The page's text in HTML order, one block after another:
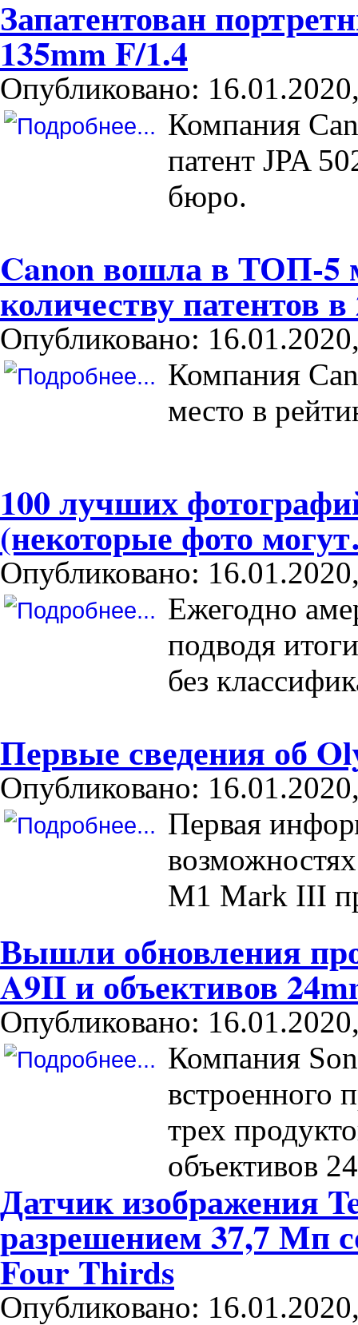
Запатентован
135mm F/1.4
Опубликовано:
Компания
патент JPA
бюро.
Canon вошла в ТОП-5
количеству патентов
Опубликовано:
Компания
место в
100 лучших
(некоторые фото
Опубликовано:
Ежегодно
подводя
без
Первые сведения об
Опубликовано:
Первая
M1 Mark III
Вышли обновления
A9II и объективов
Опубликовано:
Компания
встроенного
трех
объективов
Датчик изображения
разрешением 37,7 Мп
Four Thirds
Опубликовано: